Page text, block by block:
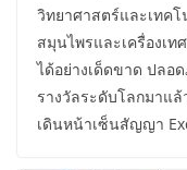
วิทยาศาสตร์และเทค
สมุนไพรและเครื่องเท
ได้อย่างเด็ดขาด ปลอ
รางวัลระดับโลกมาแ
เดินหน้าเซ็นสัญญา